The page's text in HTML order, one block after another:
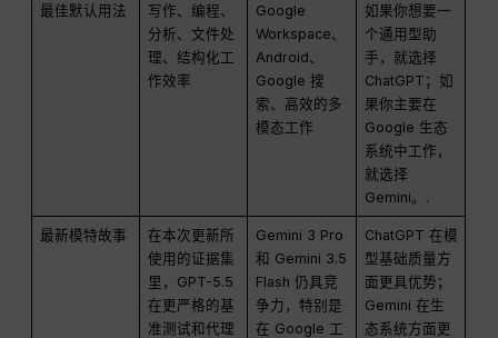
最佳默认用法
写作、编程、
分析、文件处
理、结构化工
作效率
Google
Workspace、
Android、
Google 搜
索、高效的多
模态工作
如果你想要一
个通用型助
手，就选择
ChatGPT；如
果你主要在
Google 生态
系统中工作，
就选择
Gemini。.
最新模特故事
在本次更新所
使用的证据集
里，GPT-5.5
在更严格的基
准测试和代理
Gemini 3 Pro
和 Gemini 3.5
Flash 仍具竞
争力，特别是
在 Google 工
ChatGPT 在模
型基础质量方
面更具优势；
Gemini 在生
态系统方面更